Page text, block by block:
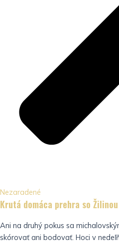
Nezaradené
Krutá domáca prehra so Žilinou
Ani na druhý pokus sa
skórovať ani bodovať. Hoci v